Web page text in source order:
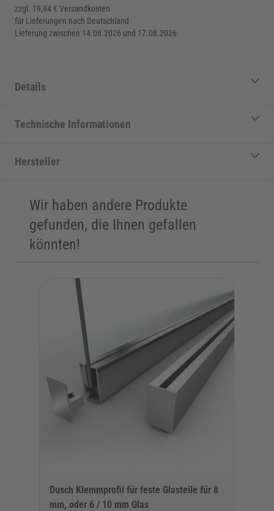
zzgl. 19,94 € Versandkosten
für Lieferungen nach Deutschland
Lieferung zwischen 14.08.2026 und 17.08.2026
Details
Technische Informationen
Hersteller
Wir haben andere Produkte
gefunden, die Ihnen gefallen
könnten!
Die Navigation durch die Elemente des Karussells ist mit der
Karussell überspringen
Zur Karussell-Navigation springen
Dusch Klemmprofil für feste Glasteile für 8
mm, oder 6 / 10 mm Glas